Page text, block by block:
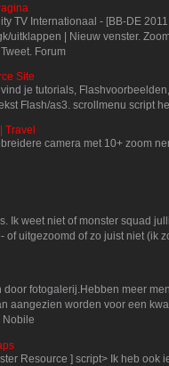
TV Internationaal - [BB-DE
uitklappen | Nieuw venster.
Forum
Site
je tutorials,
Flash/as3. scrollmenu script
Travel
camera met 10+ zoom
Ik weet niet of monster squad
of uitgezoomd of zo juist niet (ik
door fotogalerij.Hebben meer
aangezien worden voor een
Nobile
Resource ] script> Ik heb ook